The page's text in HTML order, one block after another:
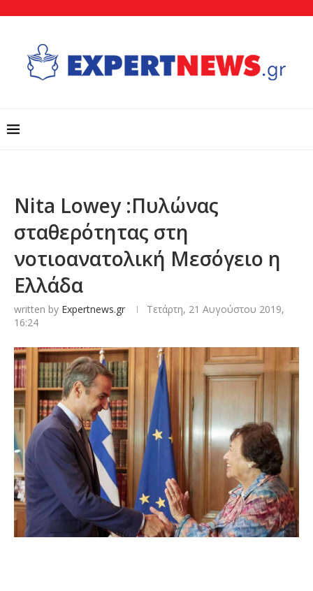
Nita Lowey :Πυλώνας
σταθερότητας στη
νοτιοανατολική Μεσόγειο η
Ελλάδα
written by Expertnews.gr
Τετάρτη, 21 Αυγούστου 2019,
16:24